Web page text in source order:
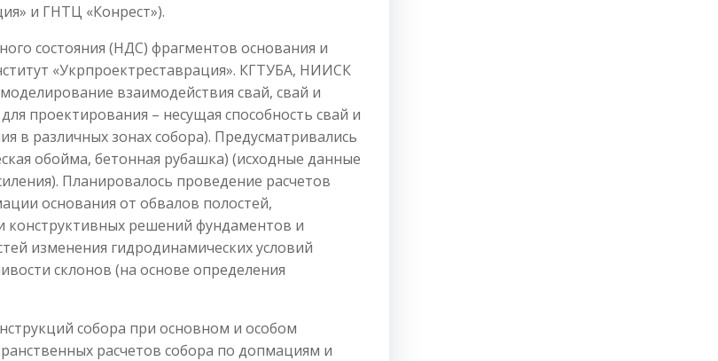
и ГНТЦ «Конрест»).
состояния (НДС) фрагментов основания и
«Укрпроектреставрация». КГТУБА, НИИСК
взаимодействия свай, свай и
проектирования – несущая способность свай и
в различных зонах собора). Предусматривались
обойма, бетонная рубашка) (исходные данные
Планировалось проведение расчетов
основания от обвалов полостей,
конструктивных решений фундаментов и
изменения гидродинамических условий
склонов (на основе определения
собора при основном и особом
расчетов собора по допмациям и